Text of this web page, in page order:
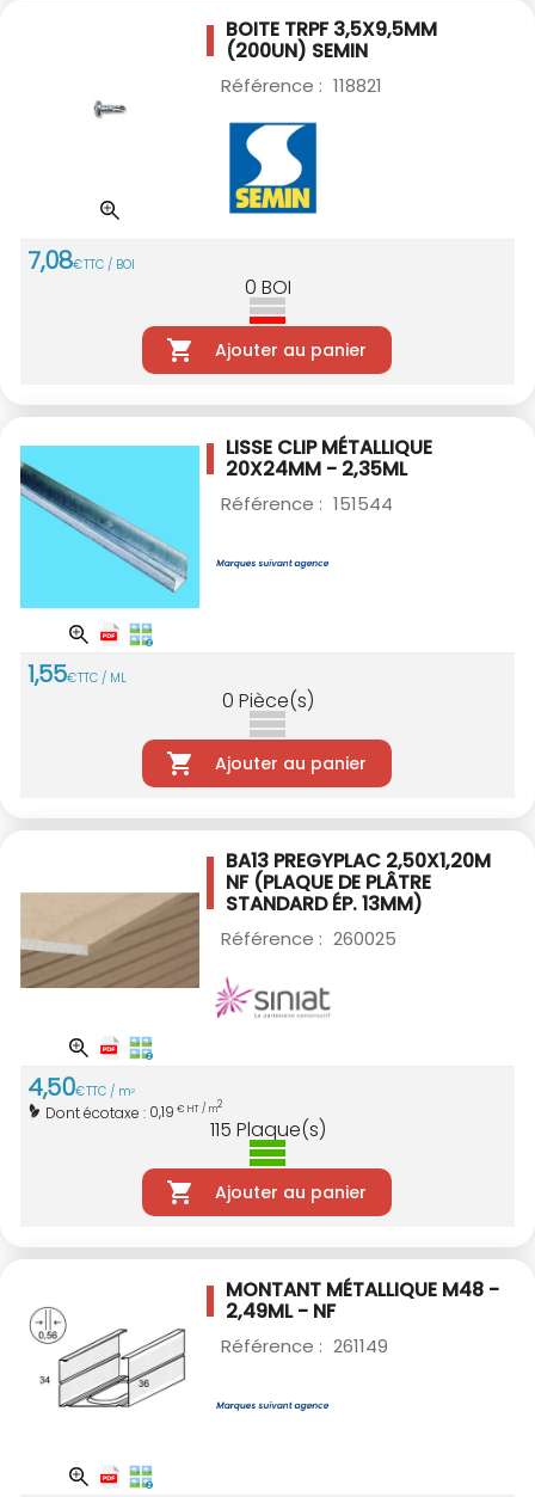
BOITE TRPF 3,5X9,5MM
(200UN) SEMIN
Référence : 118821
7,08€TTC / BOI
0 BOI
Ajouter au panier
LISSE CLIP MÉTALLIQUE
20X24MM - 2,35ML
Référence : 151544
1,55€TTC / ML
0 Pièce(s)
Ajouter au panier
BA13 PREGYPLAC 2,50X1,20M
NF (PLAQUE DE PLÂTRE
STANDARD ÉP. 13MM)
Référence : 260025
4,50€TTC / m2
Dont écotaxe : 0,19 € HT / m2
115 Plaque(s)
Ajouter au panier
MONTANT MÉTALLIQUE M48 -
2,49ML - NF
Référence : 261149